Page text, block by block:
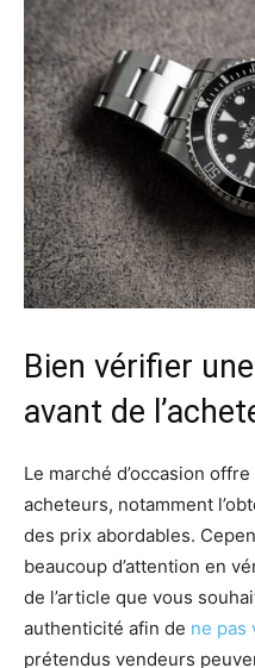
Bien vérifier
avant de
Le marché d’occasion
acheteurs, notamment
des prix abordables.
beaucoup d’attention en
de l’article que vous
authenticité afin de ne pas
prétendus vendeurs